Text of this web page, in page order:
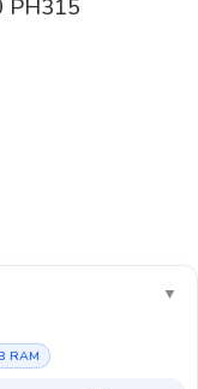
PH315
▼
RAM